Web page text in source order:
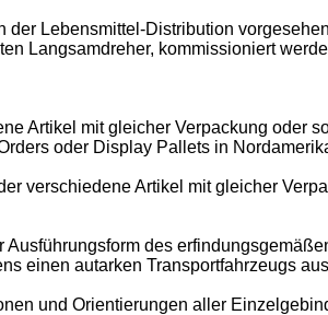
Lebensmittel-Distribution
Langsamdreher, kommissioniert
Artikel mit gleicher Verpackung oder
oder Display Pallets in
verschiedene Artikel mit gleicher
des
einen autarken Transportfahrzeugs
und Orientierungen aller